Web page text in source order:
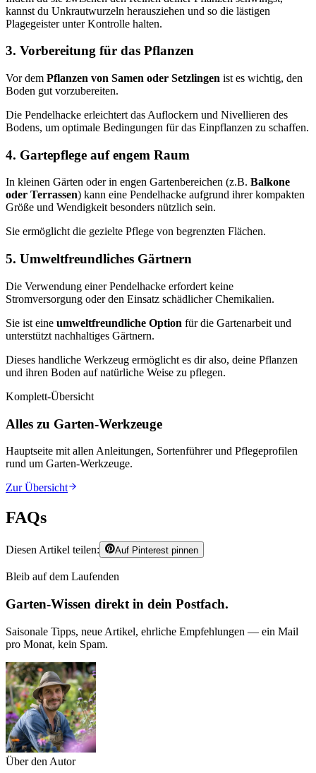
kannst du Unkrautwurzeln herausziehen und so die lästigen
Plagegeister unter Kontrolle halten.
3. Vorbereitung für das Pflanzen
Vor dem Pflanzen von Samen oder Setzlingen ist es wichtig, den
Boden gut vorzubereiten.
Die Pendelhacke erleichtert das Auflockern und Nivellieren des
Bodens, um optimale Bedingungen für das Einpflanzen zu schaffen.
4. Gartepflege auf engem Raum
In kleinen Gärten oder in engen Gartenbereichen (z.B. Balkone
oder Terrassen) kann eine Pendelhacke aufgrund ihrer kompakten
Größe und Wendigkeit besonders nützlich sein.
Sie ermöglicht die gezielte Pflege von begrenzten Flächen.
5. Umweltfreundliches Gärtnern
Die Verwendung einer Pendelhacke erfordert keine
Stromversorgung oder den Einsatz schädlicher Chemikalien.
Sie ist eine umweltfreundliche Option für die Gartenarbeit und
unterstützt nachhaltiges Gärtnern.
Dieses handliche Werkzeug ermöglicht es dir also, deine Pflanzen
und ihren Boden auf natürliche Weise zu pflegen.
Komplett-Übersicht
Alles zu Garten-Werkzeuge
Hauptseite mit allen Anleitungen, Sortenführer und Pflegeprofilen
rund um Garten-Werkzeuge.
Zur Übersicht
FAQs
Diesen Artikel teilen: Auf Pinterest pinnen
Bleib auf dem Laufenden
Garten-Wissen direkt in dein Postfach.
Saisonale Tipps, neue Artikel, ehrliche Empfehlungen — ein Mail
pro Monat, kein Spam.
Über den Autor